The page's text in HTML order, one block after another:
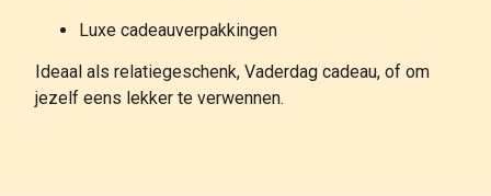
Luxe cadeauverpakkingen
Ideaal als relatiegeschenk, Vaderdag cadeau, of om
jezelf eens lekker te verwennen.